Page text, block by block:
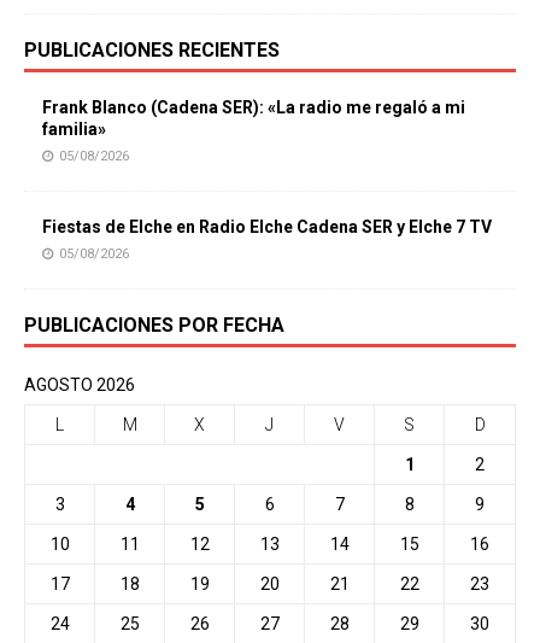
PUBLICACIONES RECIENTES
Frank Blanco (Cadena SER): «La radio me regaló a mi
familia»
05/08/2026
Fiestas de Elche en Radio Elche Cadena SER y Elche 7 TV
05/08/2026
PUBLICACIONES POR FECHA
AGOSTO 2026
M X J V S D
1 2
3 4 5 6 7 8 9
10 11 12 13 14 15 16
17 18 19 20 21 22 23
24 25 26 27 28 29 30